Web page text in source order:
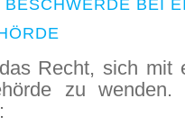
BESCHWERDE BEI
Recht, sich mit
zu